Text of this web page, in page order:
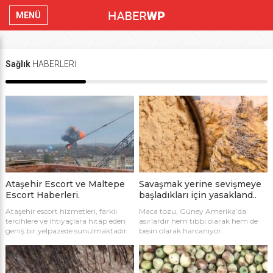
MENÜ
SağlıkHABERLERİ
Ataşehir Escort ve Maltepe
Escort Haberleri.
Ataşehir escort hizmetleri, farklı
tercihlere ve ihtiyaçlara hitap eden
geniş bir yelpazede sunulmaktadır.
eşliğinde keyifli bir sohbet, ister
enerjik bir gece hayatının tadını
çıkarmak isteyin, Ataşehir escortları
Savaşmak yerine sevişmeye
başladıkları için yasakland..
Maca tozu, Güney Amerika’da
asırlardır hem tıbbi olarak hem de
besin olarak harcanıyor.
süresince tazeliğini gözeten maca
genellikle maca tozu olarak
harcanıyor. Daha Önceki